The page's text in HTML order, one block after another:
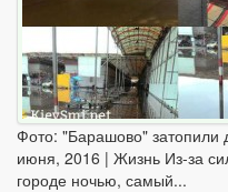
Фото: "Барашово" затопили
июня, 2016 | Жизнь Из-за
городе ночью, самый...